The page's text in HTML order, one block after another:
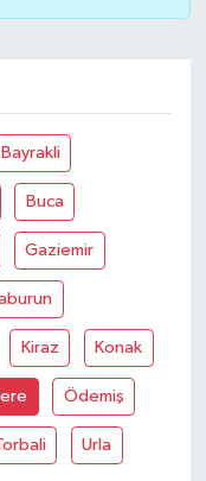
Bayrakli
Buca
Gaziemir
Kiraz Konak
Ödemiş
Urla